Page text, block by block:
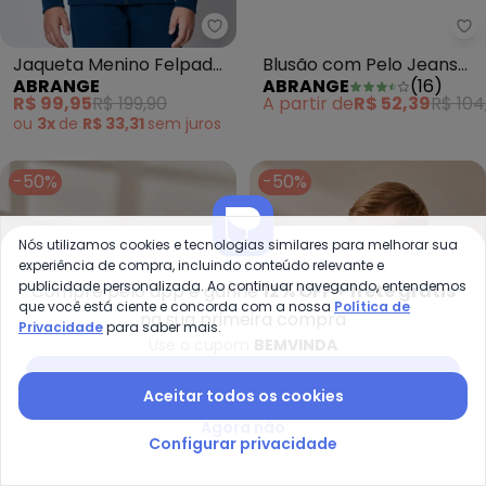
Abrange - Jaqueta Menino
Jaqueta Menino Felpada
com Capuz Azul Marinho
ABRANGE
R$ 99,95R$ 199,90
ou 3x de R$ 33,31 sem juros
Blusão com Pelo Jeans
Médio Azul
ABRANGE (16)
A partir deR$ 52,39R$
-50% -50%
Compre pelo app e ganhe12% OFF + frete grátis
na sua primeira compra
Nós utilizamos cookies e tecnologias similares para melhorar sua
experiência de compra, incluindo conteúdo relevante e
publicidade personalizada. Ao continuar navegando, entendemos
que você está ciente e concorda com a nossa Política de
Privacidadepara saber mais.
Aceitar todos os cookies
Configurar privacidade